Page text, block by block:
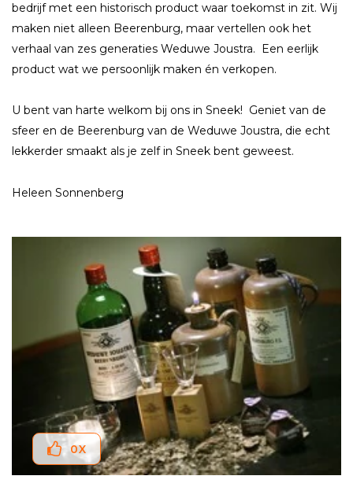
bedrijf met een historisch product waar toekomst in zit. Wij
maken niet alleen Beerenburg, maar vertellen ook het
verhaal van zes generaties Weduwe Joustra. Een eerlijk
product wat we persoonlijk maken én verkopen.
U bent van harte welkom bij ons in Sneek! Geniet van de
sfeer en de Beerenburg van de Weduwe Joustra, die echt
lekkerder smaakt als je zelf in Sneek bent geweest.
Heleen Sonnenberg
0X